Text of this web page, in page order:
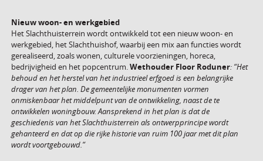
Nieuw woon- en werkgebied
Het Slachthuisterrein wordt ontwikkeld tot een nieuw woon- en
werkgebied, het Slachthuishof, waarbij een mix aan functies wordt
gerealiseerd, zoals wonen, culturele voorzieningen, horeca,
bedrijvigheid en het popcentrum.Wethouder Floor Roduner: “Het
behoud en het herstel van het industrieel erfgoed is een belangrijke
drager van het plan. De gemeentelijke monumenten vormen
onmiskenbaar het middelpunt van de ontwikkeling, naast de te
ontwikkelen woningbouw. Aansprekend in het plan is dat de
geschiedenis van het Slachthuisterrein als ontwerpprincipe wordt
gehanteerd en dat op die rijke historie van ruim 100 jaar met dit plan
wordt voortgebouwd.“